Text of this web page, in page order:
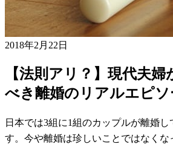
2018年2月22日
【法則アリ？】現代夫婦
べき離婚のリアルエピソ
日本では3組に1組のカップルが離婚し
す。今や離婚は珍しいことではなくな